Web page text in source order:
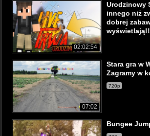
02:02:54
Urodzinowy
innego niż
dobrej
wyświetlają!!
07:02
Stara gra w
Zagramy w
720p
Bungee